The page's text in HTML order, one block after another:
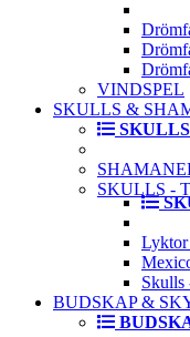
VINDSPEL
SKULLS &
SKULLS -
Lyktor
Skulls
BUDSKAP &